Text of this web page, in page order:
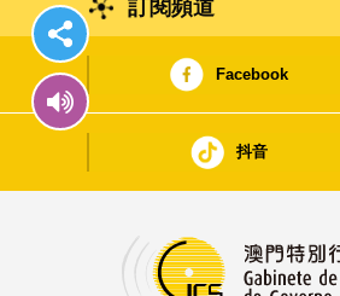
訂閱頻道
Facebook
抖音